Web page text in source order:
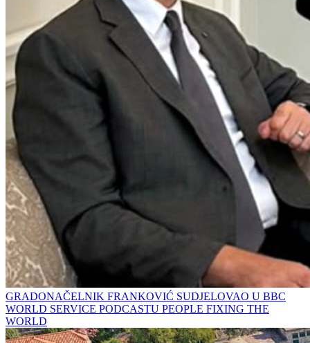
GRADONAČELNIK FRANKOVIĆ SUDJELOVAO U BBC
WORLD SERVICE PODCASTU PEOPLE FIXING THE
WORLD